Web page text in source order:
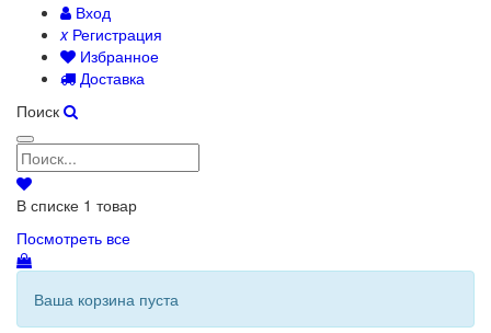
Вход
xРегистрация
Избранное
Доставка
Поиск
В списке 1 товар
Посмотреть все
Ваша корзина пуста